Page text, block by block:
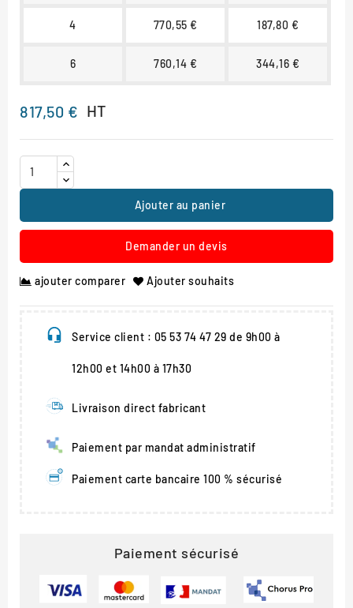
4 770,55 € 187,80 €
6 760,14 € 344,16 €
817,50 € HT
Ajouter au panier
Demander un devis
ajouter comparer Ajouter souhaits
Service client : 05 53 74 47 29 de 9h00 à
12h00 et 14h00 à 17h30
Livraison direct fabricant
Paiement par mandat administratif
Paiement carte bancaire 100 % sécurisé
Paiement sécurisé